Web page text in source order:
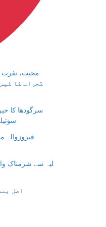
گجرات کا
سرگودھا کا
لیہ سے شرمناک
اصل